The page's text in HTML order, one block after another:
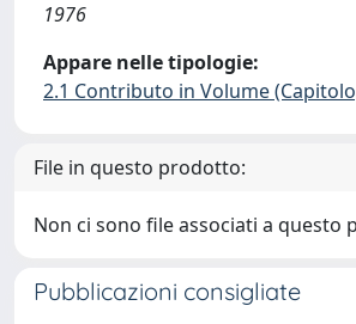
1976
Appare nelle tipologie:
2.1 Contributo in Volume
File in questo prodotto:
Non ci sono file associati a questo
Pubblicazioni consigliate